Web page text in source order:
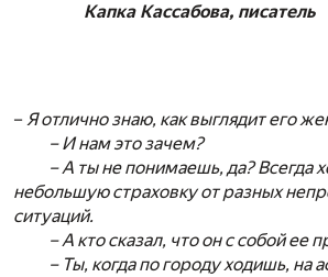
Капка Кассабова, писатель
–Я отлично знаю, как выглядит его
– И нам это зачем?
– А ты не понимаешь, да? Всегда
небольшую страховку от разных
ситуаций.
– А кто сказал, что он с собой ее
– Ты, когда по городу ходишь, на